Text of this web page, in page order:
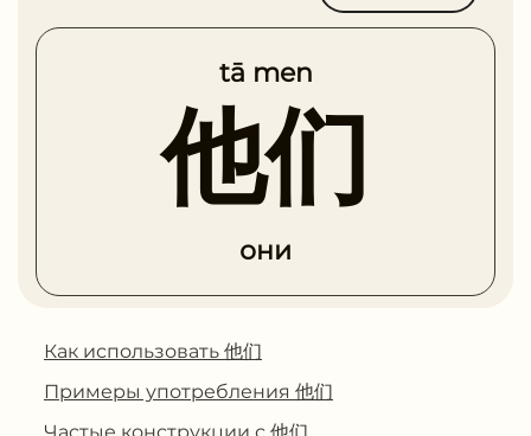
tā men
他们
они
Как использовать 他们
Примеры употребления 他们